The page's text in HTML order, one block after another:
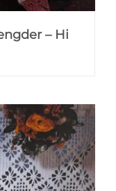
– Hi